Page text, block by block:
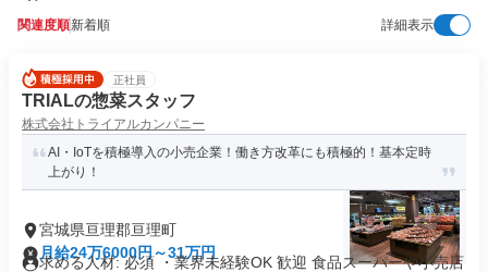
関連度順新着順 詳細表示
正社員
TRIALの惣菜スタッフ
株式会社トライアルカンパニー
AI・IoTを積極導入の小売企業！働き方改革にも積極的！基本定時
上がり！
宮城県亘理郡亘理町
月給24万6000円～31万円
求める人材: 必須 ・業界未経験OK 歓迎 食品スーパーや小売店